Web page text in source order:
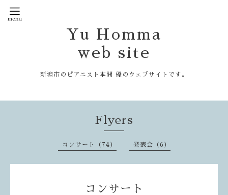
Yu Homma
web site
新潟市のピアニスト本間 優のウェブサイトです。
Flyers
コンサート（74） 発表会（6）
コンサート